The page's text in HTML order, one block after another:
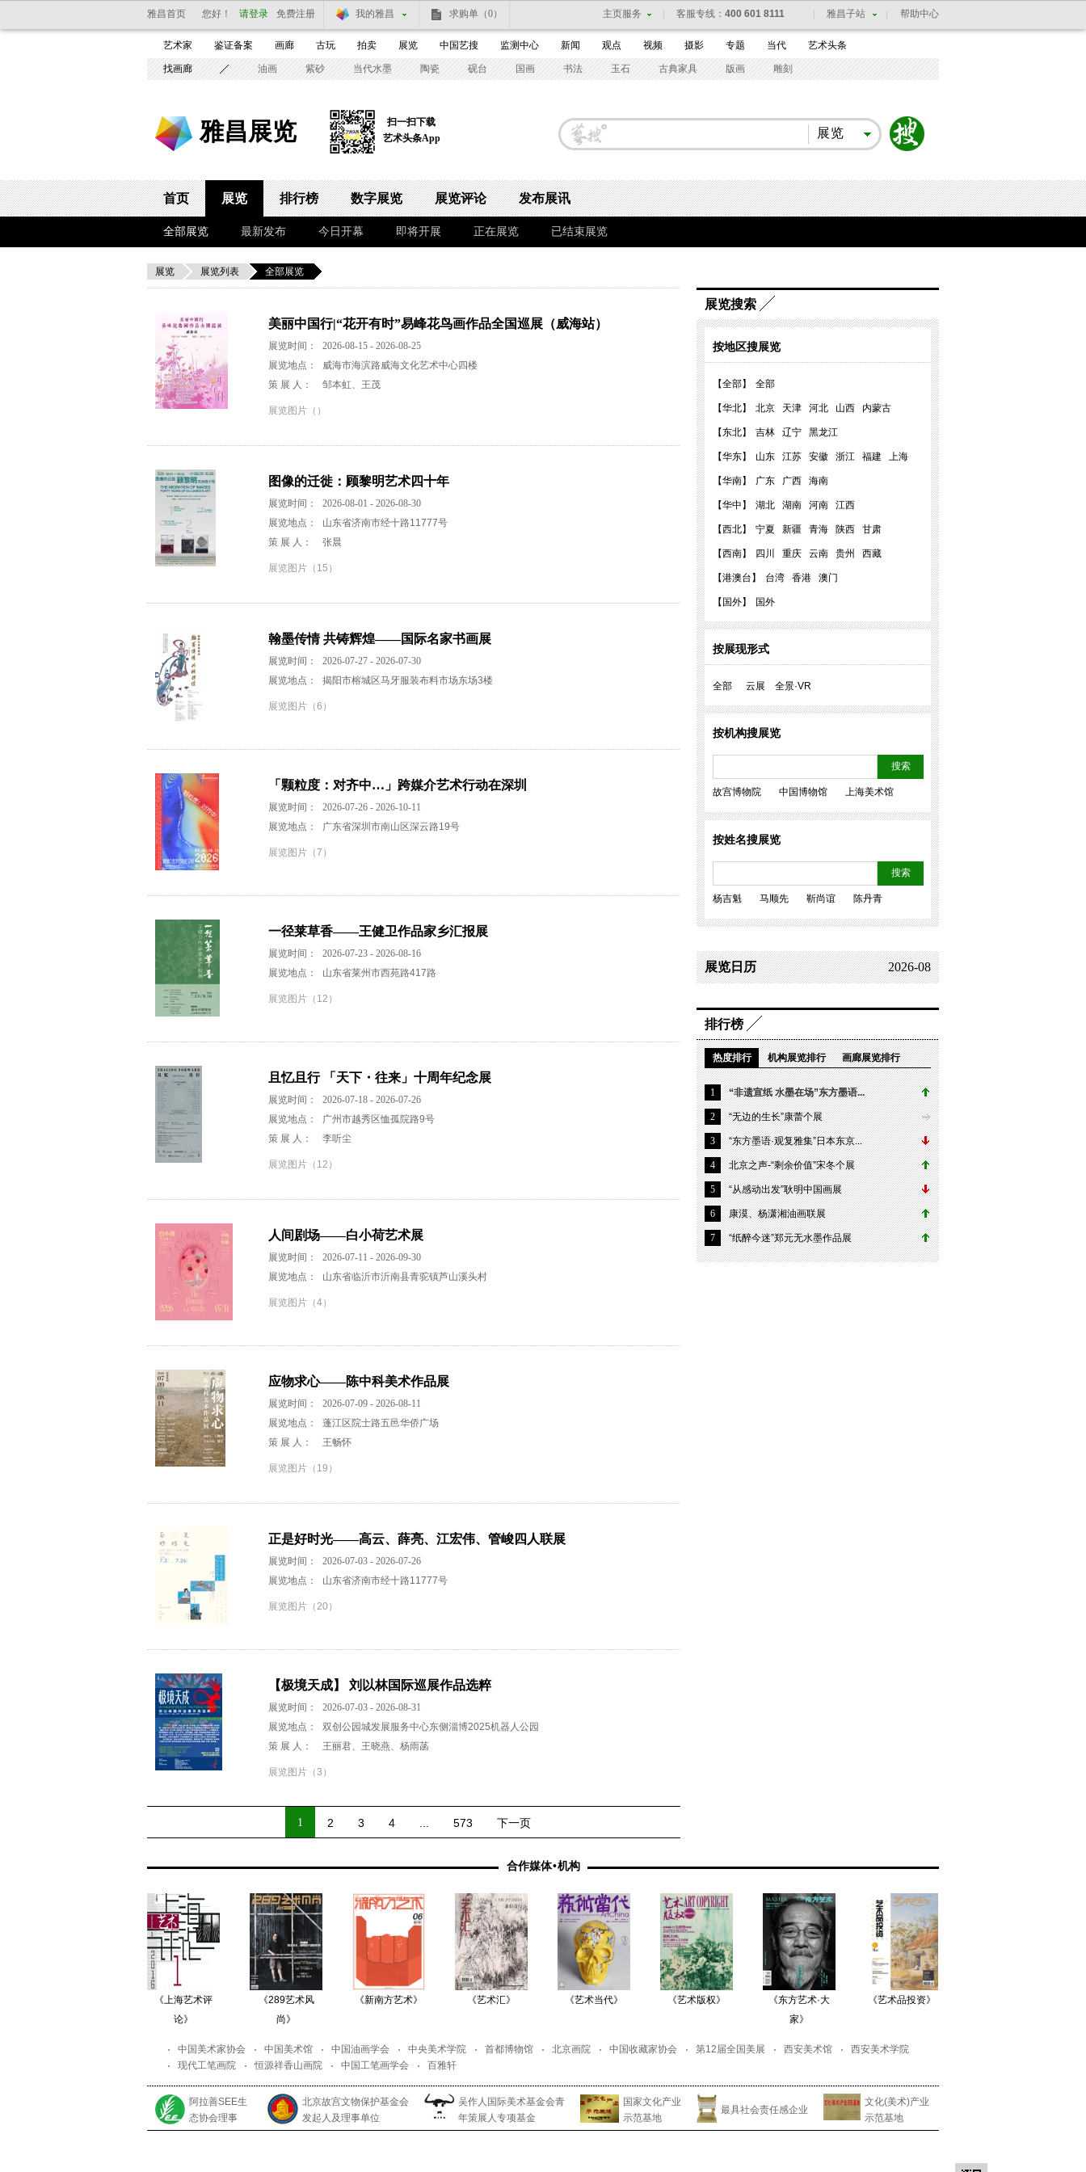
雅昌首页 您好！ 请登录 免费注册 我的雅昌 求购单 （0） 帮助中心
雅昌子站
客服专线： 400 601 8111
主页服务
艺术家 鉴证备案 画廊 古玩 拍卖 展览 中国艺搜 监测中心 新闻 观点 视频 摄影 专题 当代 艺术头条
找画廊 油画 紫砂 当代水墨 陶瓷 砚台 国画 书法 玉石 古典家具 版画 雕刻
雅昌展览
扫一扫下载
艺术头条App
展览
首页 展览 排行榜 数字展览 展览评论 发布展讯
全部展览 最新发布 今日开幕 即将开展 正在展览 已结束展览
展览 展览列表 全部展览
美丽中国行|“花开有时”易峰花鸟画作品全国巡展（威海站）
展览时间：
2026-08-15 - 2026-08-25
展览地点：
威海市海滨路威海文化艺术中心四楼
策 展 人：
邹本虹、王茂
展览图片（）
图像的迁徙：顾黎明艺术四十年
展览时间：
2026-08-01 - 2026-08-30
展览地点：
山东省济南市经十路11777号
策 展 人：
张晨
展览图片（15）
翰墨传情 共铸辉煌——国际名家书画展
展览时间：
2026-07-27 - 2026-07-30
展览地点：
揭阳市榕城区马牙服装布料市场东场3楼
展览图片（6）
「颗粒度：对齐中…」跨媒介艺术行动在深圳
展览时间：
2026-07-26 - 2026-10-11
展览地点：
广东省深圳市南山区深云路19号
展览图片（7）
一径莱草香——王健卫作品家乡汇报展
展览时间：
2026-07-23 - 2026-08-16
展览地点：
山东省莱州市西苑路417路
展览图片（12）
且忆且行 「天下・往来」十周年纪念展
展览时间：
2026-07-18 - 2026-07-26
展览地点：
广州市越秀区恤孤院路9号
策 展 人：
李听尘
展览图片（12）
人间剧场——白小荷艺术展
展览时间：
2026-07-11 - 2026-09-30
展览地点：
山东省临沂市沂南县青驼镇芦山溪头村
展览图片（4）
应物求心——陈中科美术作品展
展览时间：
2026-07-09 - 2026-08-11
展览地点：
蓬江区院士路五邑华侨广场
策 展 人：
王畅怀
展览图片（19）
正是好时光——高云、薛亮、江宏伟、管峻四人联展
展览时间：
2026-07-03 - 2026-07-26
展览地点：
山东省济南市经十路11777号
展览图片（20）
【极境天成】 刘以林国际巡展作品选粹
展览时间：
2026-07-03 - 2026-08-31
展览地点：
双创公园城发展服务中心东侧淄博2025机器人公园
策 展 人：
王丽君、王晓燕、杨雨菡
展览图片（3）
1 2 3 4 573 下一页
展览搜索
按地区搜展览
【全部】 全部
【华北】 北京 天津 河北 山西 内蒙古
【东北】 吉林 辽宁 黑龙江
【华东】 山东 江苏 安徽 浙江 福建 上海
【华南】 广东 广西 海南
【华中】 湖北 湖南 河南 江西
【西北】 宁夏 新疆 青海 陕西 甘肃
【西南】 四川 重庆 云南 贵州 西藏
【港澳台】 台湾 香港 澳门
【国外】 国外
按展现形式
全部 云展 全景·VR
按机构搜展览
搜索
故宫博物院 中国博物馆 上海美术馆
按姓名搜展览
搜索
杨吉魁 马顺先 靳尚谊 陈丹青
2026-08
展览日历
排行榜
热度排行 机构展览排行 画廊展览排行
1 “非遗宣纸 水墨在场”东方墨语...
2 “无边的生长”康蕾个展
3 “东方墨语·观复雅集”日本东京...
4 北京之声-“剩余价值”宋冬个展
5 “从感动出发”耿明中国画展
6 康漠、杨潇湘油画联展
7 “纸醉今迷”郑元无水墨作品展
合作媒体•机构
《上海艺术评
论》
《289艺术风
尚》
《新南方艺术》 《艺术汇》 《艺术当代》 《艺术版权》
《东方艺术·大
家》
《艺术品投资》
中国美术家协会 中国美术馆 中国油画学会 中央美术学院 首都博物馆 北京画院 中国收藏家协会 第12届全国美展 西安美术馆
西安美术学院
现代工笔画院
恒源祥香山画院 中国工笔画学会 百雅轩
阿拉善SEE生
态协会理事
北京故宫文物保护基金会
发起人及理事单位
吴作人国际美术基金会青
年策展人专项基金
国家文化产业
示范基地
最具社会责任感企业
文化(美术)产业
示范基地